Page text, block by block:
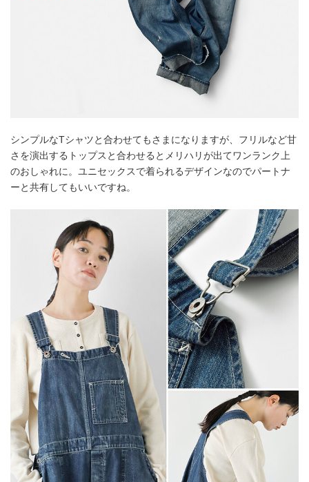
シンプルなTシャツと合わせてもさまになりますが、フリルなど甘
さを演出するトップスと合わせるとメリハリが出てワンランク上
のおしゃれに。ユニセックスで着られるデザインなのでパートナ
ーと共有してもいいですね。